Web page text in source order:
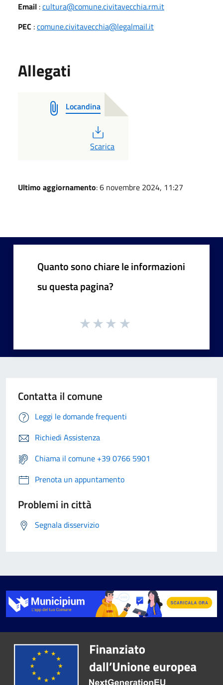
Email :cultura@comune.civitavecchia.rm.it
PEC :comune.civitavecchia@legalmail.it
Allegati
Locandina
PDF
Scarica
Ultimo aggiornamento: 6 novembre 2024, 11:27
Quanto sono chiare le informazioni
su questa pagina?
Contatta il comune
Leggi le domande frequenti
Richiedi Assistenza
Chiama il comune +39 0766 5901
Prenota un appuntamento
Problemi in città
Segnala disservizio